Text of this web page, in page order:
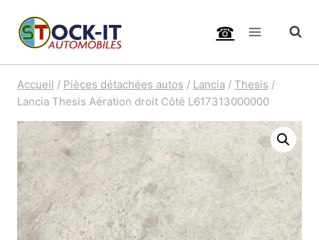
☎
Accueil / Pièces détachées autos / Lancia / Thesis /
Lancia Thesis Aération droit Côté L617313000000